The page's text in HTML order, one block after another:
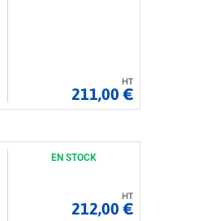
HT
211,00 €
EN STOCK
HT
212,00 €